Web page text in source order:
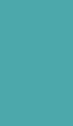
。你弃掉知识，